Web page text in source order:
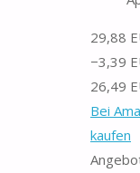
29,88
−3,39
26,49
Bei
kaufen